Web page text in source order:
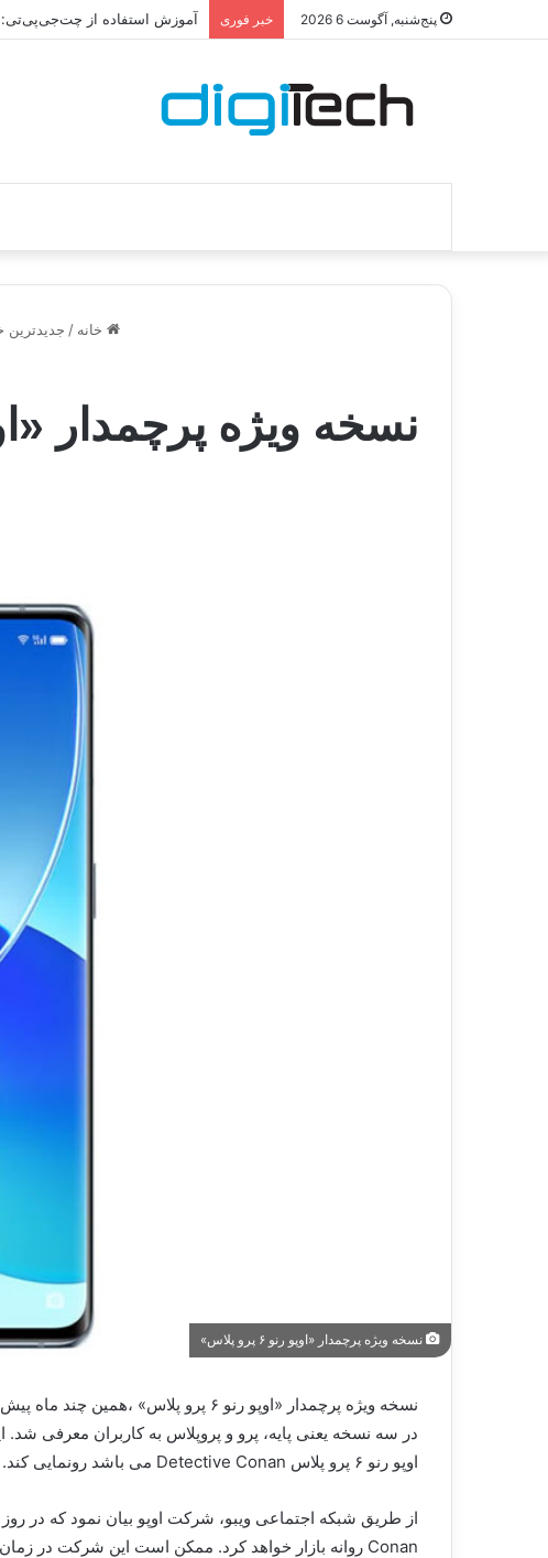
پنج‌شنبه, آگوست 6 2026 خبر فوری آموزش استفاده از چت‌جی‌پی‌تی:
خانه / جدیدترین
نسخه ویژه پرچمدار «اوپو رنو ۶ پرو پلاس»
اوپو رنو ۶ پرو پلاس Detective Conan می باشد رونمایی کند. این گوشی در چهارم مرداد ماه روانه بازار خواهد شد و در دسترس کاربران قرار خواهد گرفت.
Conan روانه بازار خواهد کرد. ممکن است این شرکت در زمان معرفی و ارائه این گوشی به بازار اطلاعات بیشتری را به کاربران ارائه دهد.